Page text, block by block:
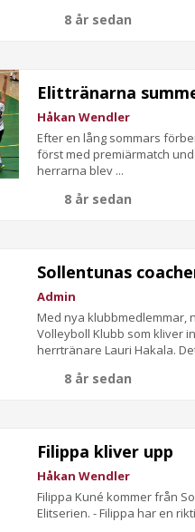
8 år sedan
Elittränarna
Håkan Wendler
Efter en lång sommars
först med premiärmatch
herrarna blev ...
8 år sedan
Sollentunas
Admin
Med nya klubbmedlemmar,
Volleyboll Klubb som kliver
herrtränare Lauri Hakala.
8 år sedan
Filippa kliver upp
Håkan Wendler
Filippa Kuné kommer från
Elitserien. - Filippa har en